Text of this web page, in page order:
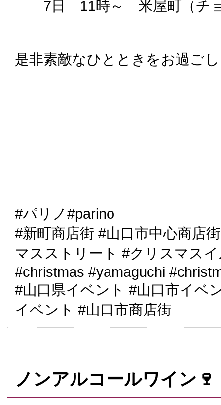
7日 11時～ 米屋町（チョ
是非素敵なひとときをお過ご
#パリノ#parino
#新町商店街 #山口市中心商店
マスストリート #クリスマス
#christmas #yamaguchi
#山口県イベント #山口市イベ
イベント #山口市商店街
ノンアルコールワイン🍷